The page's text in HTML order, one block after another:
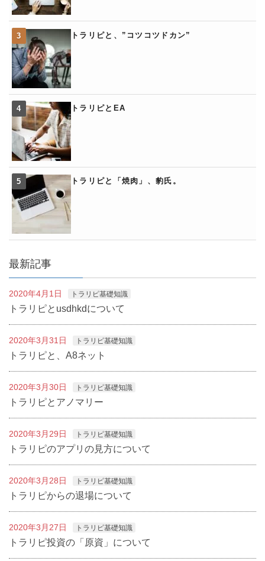
トラリピと、”コツコツドカン”
トラリピとEA
トラリピと「焼肉」、豹氏。
最新記事
2020年4月1日 トラリピ基礎知識
トラリピとusdhkdについて
2020年3月31日 トラリピ基礎知識
トラリピと、A8ネット
2020年3月30日 トラリピ基礎知識
トラリピとアノマリー
2020年3月29日 トラリピ基礎知識
トラリピのアプリの見方について
2020年3月28日 トラリピ基礎知識
トラリピからの退場について
2020年3月27日 トラリピ基礎知識
トラリピ投資の「原資」について